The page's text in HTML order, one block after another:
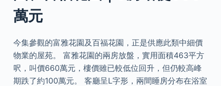
萬元
今集參觀的富雅花園及百福花園，正是供應此類中細價
物業的屋苑。 富雅花園的兩房放盤，實用面積463平方
呎，叫價660萬元，樓價雖已較低位回升，但仍較高峰
期跌了約100萬元。 客廳呈L字形，兩間睡房分布在浴室